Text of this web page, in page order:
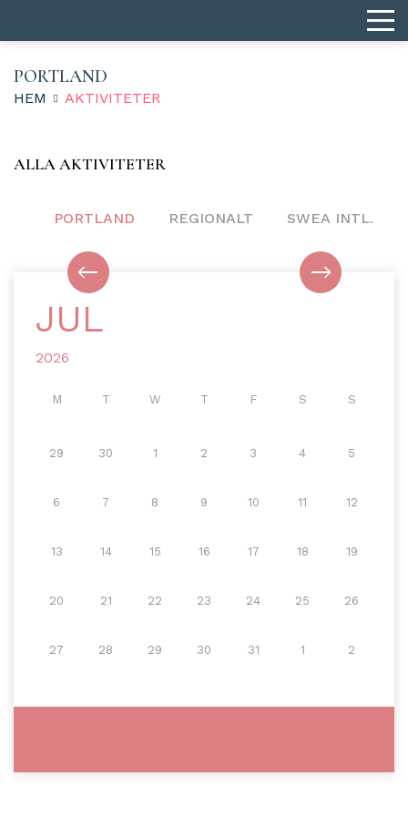
PORTLAND
HEM AKTIVITETER
ALLA AKTIVITETER
PORTLAND REGIONALT SWEA INTL.
JUL
2026
M T W T F S S
29 30 1 2 3 4 5
6 7 8 9 10 11 12
13 14 15 16 17 18 19
20 21 22 23 24 25 26
27 28 29 30 31 1 2